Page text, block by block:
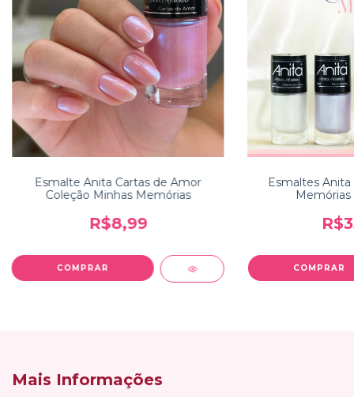
Esmalte Anita Cartas de Amor
Coleção Minhas Memórias
R$8,99
Esmaltes
Mais Informações